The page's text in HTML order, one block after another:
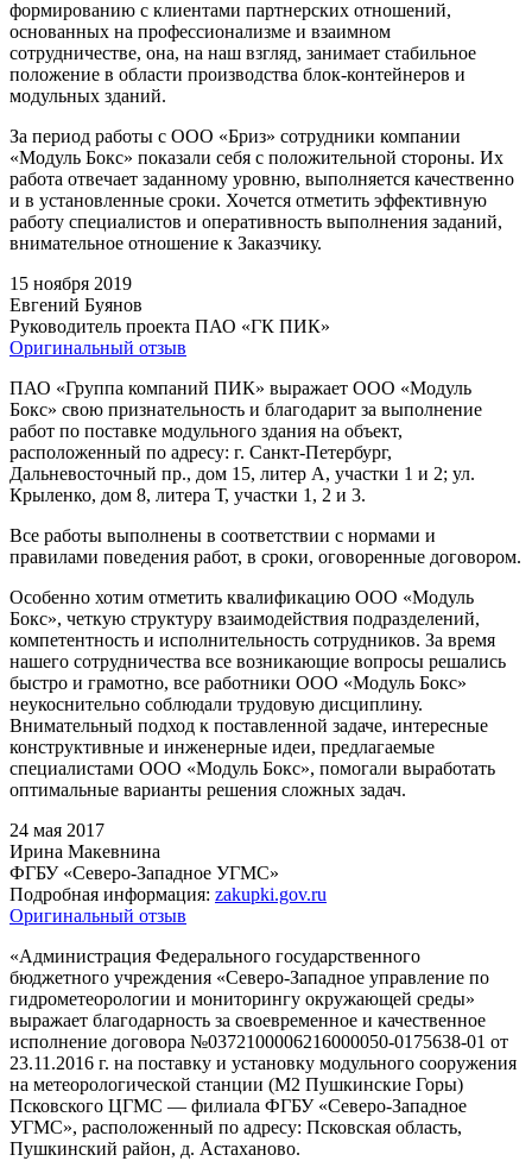
формированию с клиентами партнерских отношений,
основанных на профессионализме и взаимном
сотрудничестве, она, на наш взгляд, занимает стабильное
положение в области производства блок-контейнеров и
модульных зданий.
За период работы с ООО «Бриз» сотрудники компании
«Модуль Бокс» показали себя с положительной стороны. Их
работа отвечает заданному уровню, выполняется качественно
и в установленные сроки. Хочется отметить эффективную
работу специалистов и оперативность выполнения заданий,
внимательное отношение к Заказчику.
15 ноября 2019
Евгений Буянов
Руководитель проекта ПАО «ГК ПИК»
Оригинальный отзыв
ПАО «Группа компаний ПИК» выражает ООО «Модуль
Бокс» свою признательность и благодарит за выполнение
работ по поставке модульного здания на объект,
расположенный по адресу: г. Санкт-Петербург,
Дальневосточный пр., дом 15, литер А, участки 1 и 2; ул.
Крыленко, дом 8, литера Т, участки 1, 2 и 3.
Все работы выполнены в соответствии с нормами и
правилами поведения работ, в сроки, оговоренные договором.
Особенно хотим отметить квалификацию ООО «Модуль
Бокс», четкую структуру взаимодействия подразделений,
компетентность и исполнительность сотрудников. За время
нашего сотрудничества все возникающие вопросы решались
быстро и грамотно, все работники ООО «Модуль Бокс»
неукоснительно соблюдали трудовую дисциплину.
Внимательный подход к поставленной задаче, интересные
конструктивные и инженерные идеи, предлагаемые
специалистами ООО «Модуль Бокс», помогали выработать
оптимальные варианты решения сложных задач.
24 мая 2017
Ирина Макевнина
ФГБУ «Северо-Западное УГМС»
Подробная информация: zakupki.gov.ru
Оригинальный отзыв
«Администрация Федерального государственного
бюджетного учреждения «Северо-Западное управление по
гидрометеорологии и мониторингу окружающей среды»
выражает благодарность за своевременное и качественное
исполнение договора №0372100006216000050-0175638-01 от
23.11.2016 г. на поставку и установку модульного сооружения
на метеорологической станции (М2 Пушкинские Горы)
Псковского ЦГМС — филиала ФГБУ «Северо-Западное
УГМС», расположенный по адресу: Псковская область,
Пушкинский район, д. Астаханово.